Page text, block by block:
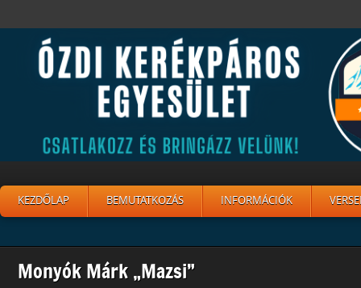
KEZDŐLAP BEMUTATKOZÁS INFORMÁCIÓK
Monyók Márk „Mazsi”